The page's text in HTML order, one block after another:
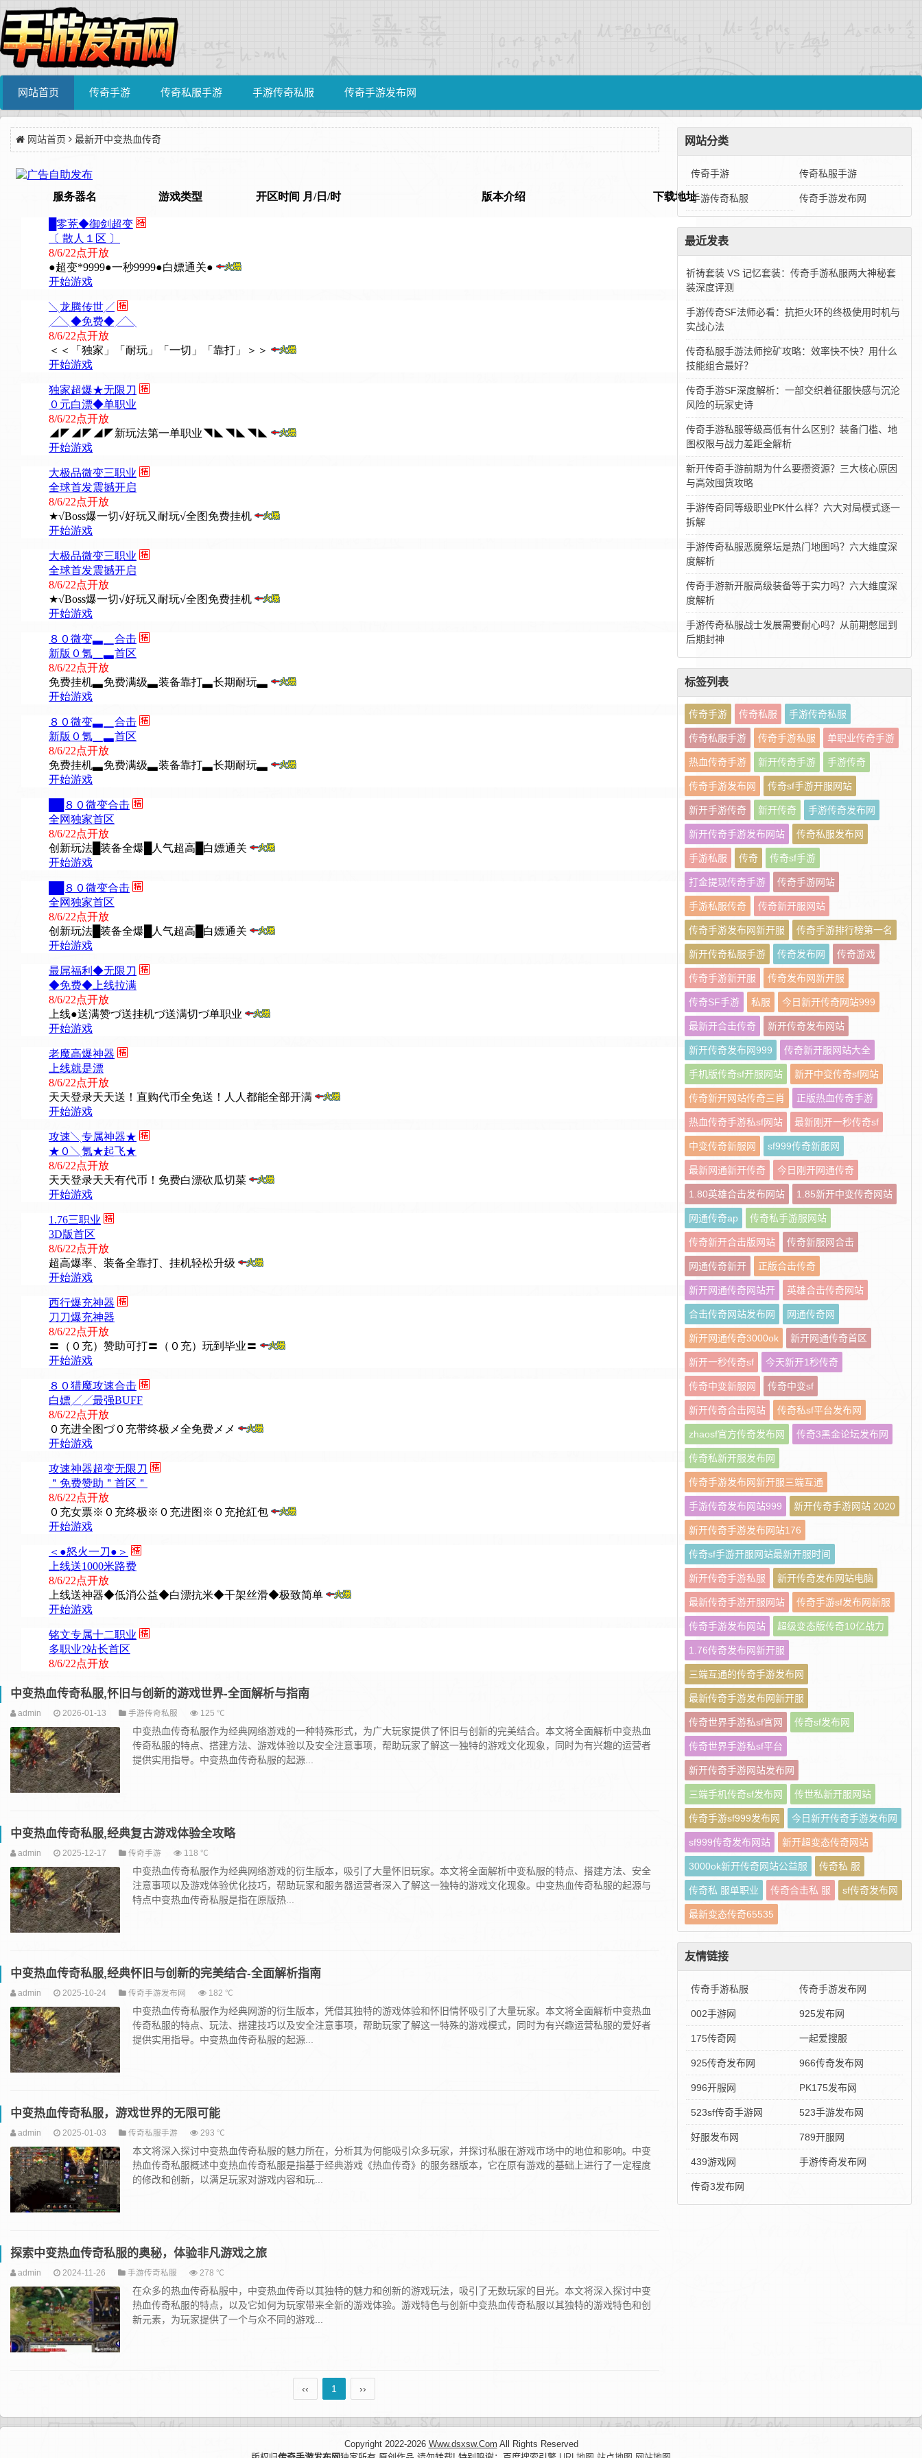
网站首页 传奇手游 传奇私服手游 手游传奇私服 传奇手游发布网
网站首页 最新开中变热血传奇
中变热血传奇私服,怀旧与创新的游戏世界-全面解析与指南
admin 2026-01-13 手游传奇私服 125 ℃
中变热血传奇私服作为经典网络游戏的一种特殊形式，为广大玩家提供了怀旧与创新的完美结合。本文将全面解析中变热血
传奇私服的特点、搭建方法、游戏体验以及安全注意事项，帮助玩家了解这一独特的游戏文化现象，同时为有兴趣的运营者
提供实用指导。中变热血传奇私服的起源...
中变热血传奇私服,经典复古游戏体验全攻略
admin 2025-12-17 传奇手游 118 ℃
中变热血传奇私服作为经典网络游戏的衍生版本，吸引了大量怀旧玩家。本文将全面解析中变私服的特点、搭建方法、安全
注意事项以及游戏体验优化技巧，帮助玩家和服务器运营者深入了解这一独特的游戏文化现象。中变热血传奇私服的起源与
特点中变热血传奇私服是指在原版热...
中变热血传奇私服,经典怀旧与创新的完美结合-全面解析指南
admin 2025-10-24 传奇手游发布网 182 ℃
中变热血传奇私服作为经典网游的衍生版本，凭借其独特的游戏体验和怀旧情怀吸引了大量玩家。本文将全面解析中变热血
传奇私服的特点、玩法、搭建技巧以及安全注意事项，帮助玩家了解这一特殊的游戏模式，同时为有兴趣运营私服的爱好者
提供实用指导。中变热血传奇私服的起源...
中变热血传奇私服，游戏世界的无限可能
admin 2025-01-03 传奇私服手游 293 ℃
本文将深入探讨中变热血传奇私服的魅力所在，分析其为何能吸引众多玩家，并探讨私服在游戏市场中的地位和影响。中变
热血传奇私服概述中变热血传奇私服是指基于经典游戏《热血传奇》的服务器版本，它在原有游戏的基础上进行了一定程度
的修改和创新，以满足玩家对游戏内容和玩...
探索中变热血传奇私服的奥秘，体验非凡游戏之旅
admin 2024-11-26 手游传奇私服 278 ℃
在众多的热血传奇私服中，中变热血传奇以其独特的魅力和创新的游戏玩法，吸引了无数玩家的目光。本文将深入探讨中变
热血传奇私服的特点，以及它如何为玩家带来全新的游戏体验。游戏特色与创新中变热血传奇私服以其独特的游戏特色和创
新元素，为玩家提供了一个与众不同的游戏...
‹‹ 1 ››
网站分类
传奇手游 传奇私服手游
手游传奇私服 传奇手游发布网
最近发表
祈祷套装 VS 记忆套装：传奇手游私服两大神秘套
装深度评测‌
手游传奇SF法师必看：抗拒火环的终极使用时机与
实战心法
传奇私服手游法师挖矿攻略：效率快不快？用什么
技能组合最好？
传奇手游SF深度解析：一部交织着征服快感与沉沦
风险的玩家史诗
传奇手游私服等级高低有什么区别？装备门槛、地
图权限与战力差距全解析
新开传奇手游前期为什么要攒资源？三大核心原因
与高效囤货攻略
手游传奇同等级职业PK什么样？六大对局模式逐一
拆解
手游传奇私服恶魔祭坛是热门地图吗？六大维度深
度解析
传奇手游新开服高级装备等于实力吗？六大维度深
度解析
手游传奇私服战士发展需要耐心吗？从前期憋屈到
后期封神
标签列表
传奇手游 传奇私服 手游传奇私服
传奇私服手游 传奇手游私服 单职业传奇手游
热血传奇手游 新开传奇手游 手游传奇
传奇手游发布网 传奇sf手游开服网站
新开手游传奇 新开传奇 手游传奇发布网
新开传奇手游发布网站 传奇私服发布网
手游私服 传奇 传奇sf手游
打金提现传奇手游 传奇手游网站
手游私服传奇 传奇新开服网站
传奇手游发布网新开服 传奇手游排行榜第一名
新开传奇私服手游 传奇发布网 传奇游戏
传奇手游新开服 传奇发布网新开服
传奇SF手游 私服 今日新开传奇网站999
最新开合击传奇 新开传奇发布网站
新开传奇发布网999 传奇新开服网站大全
手机版传奇sf开服网站 新开中变传奇sf网站
传奇新开网站传奇三肖 正版热血传奇手游
热血传奇手游私sf网站 最新刚开一秒传奇sf
中变传奇新服网 sf999传奇新服网
最新网通新开传奇 今日刚开网通传奇
1.80英雄合击发布网站 1.85新开中变传奇网站
网通传奇ap 传奇私手游服网站
传奇新开合击版网站 传奇新服网合击
网通传奇新开 正版合击传奇
新开网通传奇网站开 英雄合击传奇网站
合击传奇网站发布网 网通传奇网
新开网通传奇3000ok 新开网通传奇首区
新开一秒传奇sf 今天新开1秒传奇
传奇中变新服网 传奇中变sf
新开传奇合击网站 传奇私sf平台发布网
zhaosf官方传奇发布网 传奇3黑金论坛发布网
传奇私新开服发布网
传奇手游发布网新开服三端互通
手游传奇发布网站999 新开传奇手游网站 2020
新开传奇手游发布网站176
传奇sf手游开服网站最新开服时间
新开传奇手游私服 新开传奇发布网站电脑
最新传奇手游开服网站 传奇手游sf发布网新服
传奇手游发布网站 超级变态版传奇10亿战力
1.76传奇发布网新开服
三端互通的传奇手游发布网
最新传奇手游发布网新开服
传奇世界手游私sf官网 传奇sf发布网
传奇世界手游私sf平台
新开传奇手游网站发布网
三端手机传奇sf发布网 传世私新开服网站
传奇手游sf999发布网 今日新开传奇手游发布网
sf999传奇发布网站 新开超变态传奇网站
3000ok新开传奇网站公益服 传奇私 服
传奇私 服单职业 传奇合击私 服 sf传奇发布网
最新变态传奇65535
友情链接
传奇手游私服 传奇手游发布网
002手游网 925发布网
175传奇网 一起爱搜服
925传奇发布网 966传奇发布网
996开服网 PK175发布网
523sf传奇手游网 523手游发布网
好服发布网 789开服网
439游戏网 手游传奇发布网
传奇3发布网
Copyright 2022-2026 Www.dsxsw.Com All Rights Reserved